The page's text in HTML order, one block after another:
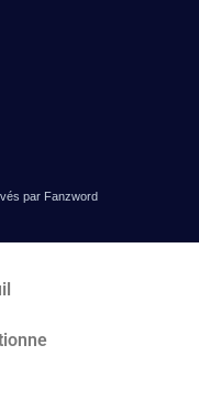
par Fanzword